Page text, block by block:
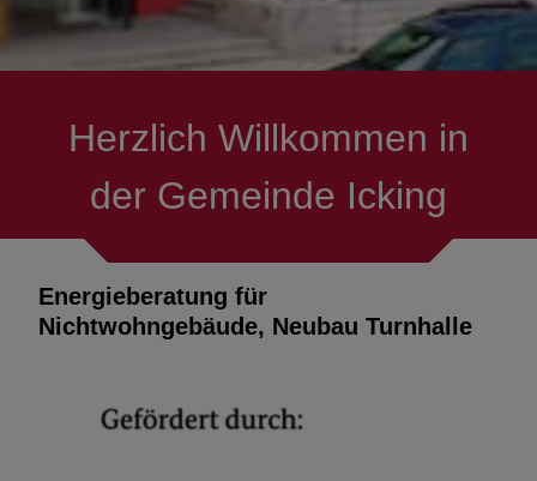
Bauen
Herzlich Willkommen in
der Gemeinde Icking
Energieberatung für
Nichtwohngebäude, Neubau Turnhalle